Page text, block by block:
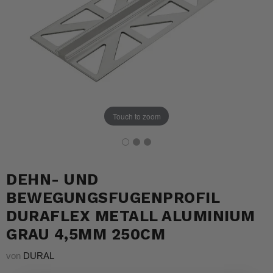
Touch to zoom
DEHN- UND
BEWEGUNGSFUGENPROFIL
DURAFLEX METALL ALUMINIUM
GRAU 4,5MM 250CM
von DURAL